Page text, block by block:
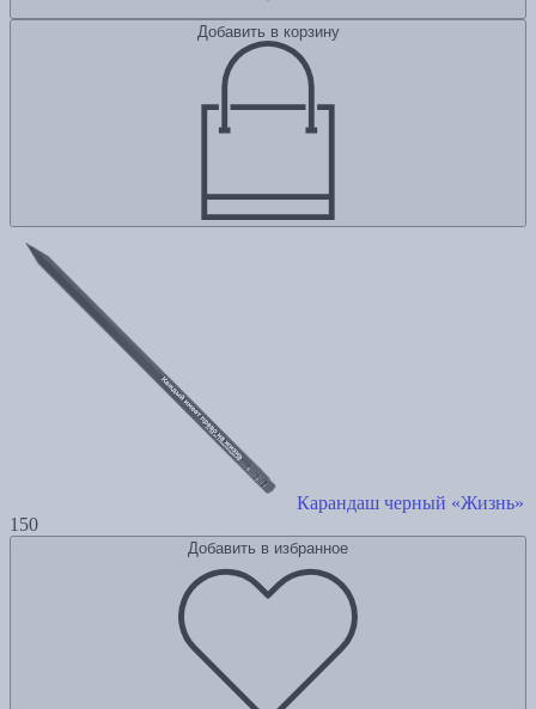
Добавить в корзину
Карандаш черный «Жизнь»
150
Добавить в избранное